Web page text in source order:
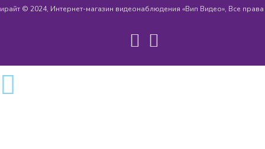
© 2024, Интернет-магазин видеонаблюдения «Вип Видео», Все